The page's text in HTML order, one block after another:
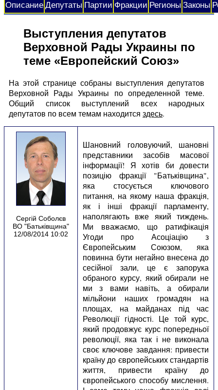
Описание Депутаты Партии Фракции Регионы Законы
Выступления депутатов
Верховной Рады Украины по
теме «Европейский Союз»
На этой странице собраны выступления депутатов
Верховной Рады Украины по определенной теме.
Общий список выступлений всех народных
депутатов по всем темам находится здесь.
Сергій Соболєв
ВО "Батьківщина"
12/08/2014 10:02
Шановний головуючий, шановні
представники засобів масової
інформації! Я хотів би довести
позицію фракції "Батьківщина",
яка стосується ключового
питання, на якому наша фракція,
як і інші фракції парламенту,
наполягають вже який тиждень.
Ми вважаємо, що ратифікація
Угоди про Асоціацію з
Європейським Союзом, яка
повинна бути негайно внесена до
сесійної зали, це є запорука
обраного курсу, який обирали не
ми з вами навіть, а обирали
мільйони наших громадян на
площах, на майданах під час
Революції гідності. Це той курс,
який продовжує курс попередньої
революції, яка так і не виконала
своє ключове завдання: привести
країну до європейських стандартів
життя, привести країну до
європейського способу мислення.